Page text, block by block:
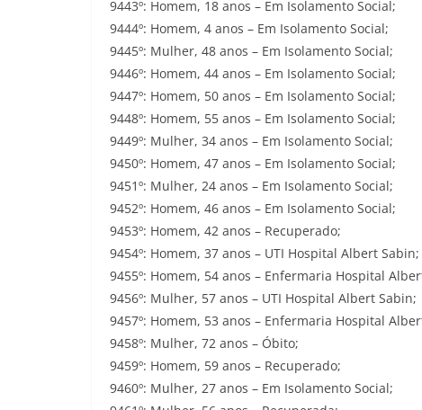
9443º: Homem, 18 anos – Em Isolamento Social;
9444º: Homem, 4 anos – Em Isolamento Social;
9445º: Mulher, 48 anos – Em Isolamento Social;
9446º: Homem, 44 anos – Em Isolamento Social;
9447º: Homem, 50 anos – Em Isolamento Social;
9448º: Homem, 55 anos – Em Isolamento Social;
9449º: Mulher, 34 anos – Em Isolamento Social;
9450º: Homem, 47 anos – Em Isolamento Social;
9451º: Mulher, 24 anos – Em Isolamento Social;
9452º: Homem, 46 anos – Em Isolamento Social;
9453º: Homem, 42 anos – Recuperado;
9454º: Homem, 37 anos – UTI Hospital Albert Sabin;
9455º: Homem, 54 anos – Enfermaria Hospital
9456º: Mulher, 57 anos – UTI Hospital Albert Sabin;
9457º: Homem, 53 anos – Enfermaria Hospital
9458º: Mulher, 72 anos – Óbito;
9459º: Homem, 59 anos – Recuperado;
9460º: Mulher, 27 anos – Em Isolamento Social;